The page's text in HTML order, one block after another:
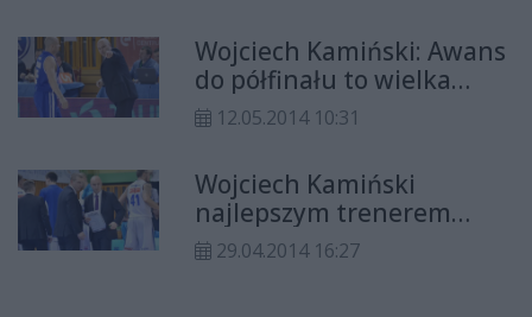
Wojciech Kamiński: Awans
do półfinału to wielka
sprawa (WYWIAD)
12.05.2014 10:31
Wojciech Kamiński
najlepszym trenerem
sezonu zasadniczego!
29.04.2014 16:27